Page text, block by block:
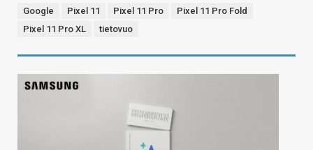
Google Pixel 11 Pixel 11 Pro
Pixel 11 Pro Fold
Pixel 11 Pro XL
tietovuo